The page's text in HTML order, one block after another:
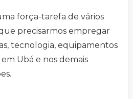
força-tarefa de vários
precisarmos empregar
tecnologia, equipamentos
Ubá e nos demais